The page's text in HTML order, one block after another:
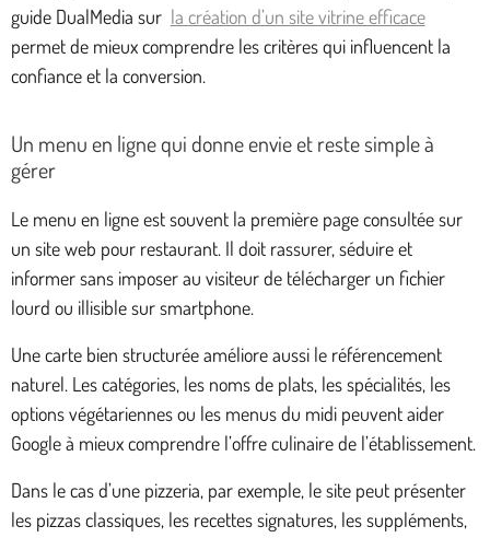
guide DualMedia sur la création d’un site vitrine efficace
permet de mieux comprendre les critères qui influencent la
confiance et la conversion.
Un menu en ligne qui donne envie et reste simple à
gérer
Le menu en ligne est souvent la première page consultée sur
un site web pour restaurant. Il doit rassurer, séduire et
informer sans imposer au visiteur de télécharger un fichier
lourd ou illisible sur smartphone.
Une carte bien structurée améliore aussi le référencement
naturel. Les catégories, les noms de plats, les spécialités, les
options végétariennes ou les menus du midi peuvent aider
Google à mieux comprendre l’offre culinaire de l’établissement.
Dans le cas d’une pizzeria, par exemple, le site peut présenter
les pizzas classiques, les recettes signatures, les suppléments,